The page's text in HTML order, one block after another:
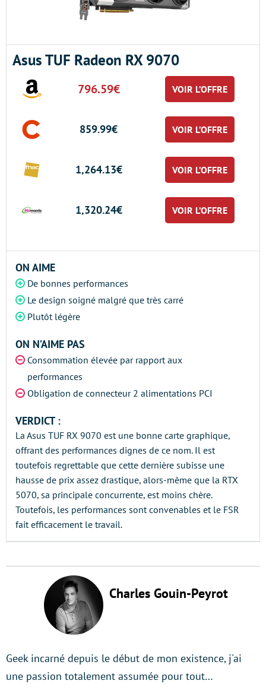
Asus TUF Radeon RX 9070
796.59€ VOIR L’OFFRE
859.99€ VOIR L’OFFRE
1,264.13€ VOIR L’OFFRE
1,320.24€ VOIR L’OFFRE
ON AIME
De bonnes performances
Le design soigné malgré que très carré
Plutôt légère
ON N’AIME PAS
Consommation élevée par rapport aux
performances
Obligation de connecteur 2 alimentations PCI
VERDICT :
La Asus TUF RX 9070 est une bonne carte graphique,
offrant des performances dignes de ce nom. Il est
toutefois regrettable que cette dernière subisse une
hausse de prix assez drastique, alors-même que la RTX
5070, sa principale concurrente, est moins chère.
Toutefois, les performances sont convenables et le FSR
fait efficacement le travail.
Charles Gouin-Peyrot
Geek incarné depuis le début de mon existence, j'ai
une passion totalement assumée pour tout…